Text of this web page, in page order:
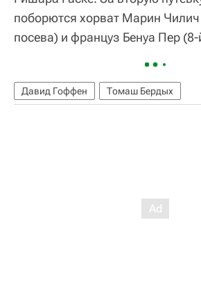
поборются хорват Марин
посева) и француз Бенуа Пер (8-
Давид Гоффен Томаш Бердых